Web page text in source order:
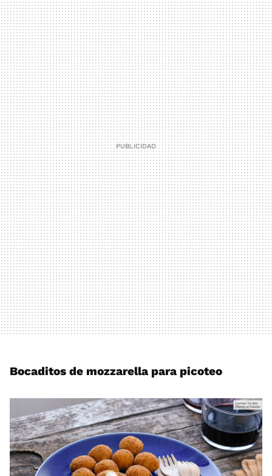
Bocaditos de mozzarella para picoteo